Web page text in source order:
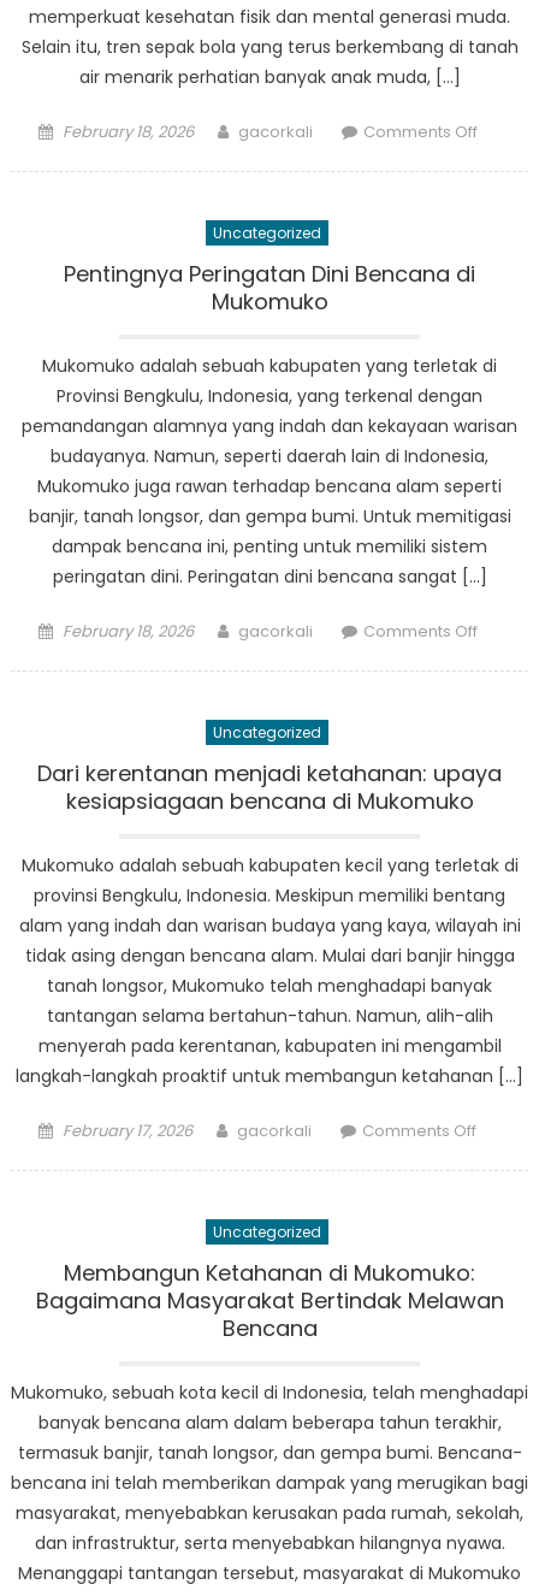
memperkuat kesehatan fisik dan mental generasi muda.
Selain itu, tren sepak bola yang terus berkembang di tanah
air menarik perhatian banyak anak muda, […]
Posted
February 18, 2026 Author
gacorkali Comments Offon
Muda
Uncategorized
Pentingnya Peringatan Dini Bencana di
Mukomuko
Mukomuko adalah sebuah kabupaten yang terletak di
Provinsi Bengkulu, Indonesia, yang terkenal dengan
pemandangan alamnya yang indah dan kekayaan warisan
budayanya. Namun, seperti daerah lain di Indonesia,
Mukomuko juga rawan terhadap bencana alam seperti
banjir, tanah longsor, dan gempa bumi. Untuk memitigasi
dampak bencana ini, penting untuk memiliki sistem
peringatan dini. Peringatan dini bencana sangat […]
Posted
February 18, 2026 Author
gacorkali Comments Offon
di
Uncategorized
Dari kerentanan menjadi ketahanan: upaya
kesiapsiagaan bencana di Mukomuko
Mukomuko adalah sebuah kabupaten kecil yang terletak di
provinsi Bengkulu, Indonesia. Meskipun memiliki bentang
alam yang indah dan warisan budaya yang kaya, wilayah ini
tidak asing dengan bencana alam. Mulai dari banjir hingga
tanah longsor, Mukomuko telah menghadapi banyak
tantangan selama bertahun-tahun. Namun, alih-alih
menyerah pada kerentanan, kabupaten ini mengambil
langkah-langkah proaktif untuk membangun ketahanan […]
Posted
February 17, 2026 Author
gacorkali Comments Offon
Uncategorized
Membangun Ketahanan di Mukomuko:
Bagaimana Masyarakat Bertindak Melawan
Bencana
Mukomuko, sebuah kota kecil di Indonesia, telah menghadapi
banyak bencana alam dalam beberapa tahun terakhir,
termasuk banjir, tanah longsor, dan gempa bumi. Bencana-
bencana ini telah memberikan dampak yang merugikan bagi
masyarakat, menyebabkan kerusakan pada rumah, sekolah,
dan infrastruktur, serta menyebabkan hilangnya nyawa.
Menanggapi tantangan tersebut, masyarakat di Mukomuko